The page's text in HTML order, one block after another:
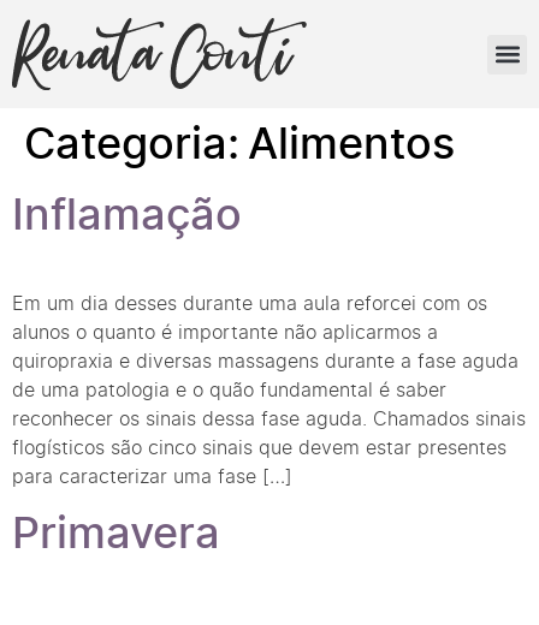
Categoria: Alimentos
Inflamação
Em um dia desses durante uma aula reforcei com os
alunos o quanto é importante não aplicarmos a
quiropraxia e diversas massagens durante a fase aguda
de uma patologia e o quão fundamental é saber
reconhecer os sinais dessa fase aguda. Chamados sinais
flogísticos são cinco sinais que devem estar presentes
para caracterizar uma fase […]
Primavera